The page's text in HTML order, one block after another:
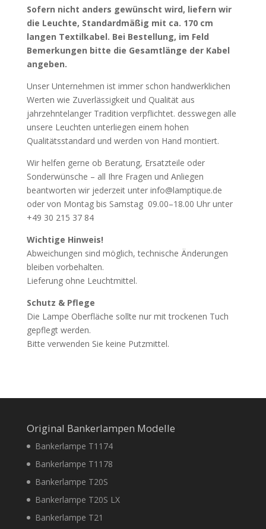
Sofern nicht anders gewünscht wird, liefern wir
die Leuchte, Standardmäßig mit ca. 170 cm
langen Textilkabel. Bei Bestellung, im Feld
Bemerkungen bitte die Gesamtlänge der Kabel
angeben.
Unser Unternehmen ist immer schon handwerklichen
Werten wie Zuverlässigkeit und Qualität aus
jahrzehntelanger Tradition verpflichtet. desswegen alle
unsere Leuchten unterliegen einem hohen
Qualitätsstandard und werden von Hand montiert.
Wir helfen gerne ob Beratung, Ersatzteile oder
Sonderwünsche – all Ihre Fragen und Anliegen
beantworten wir jederzeit unter info@lamptique.de
oder von Montag bis Samstag 09.00–18.00 Uhr unter
+49 30 215 37 84
Wichtige Hinweis!
Abweichungen sind möglich, technische Änderungen
bleiben vorbehalten.
Lieferung ohne Leuchtmittel.
Schutz & Pflege
Die Lampe Oberfläche sollte nur mit trockenen Tuch
gepflegt werden.
Bitte verwenden Sie keine Putzmittel.
Original Bankerlampen Modelle
Bankerlampe T1174
Bankerlampe T1178
Bankerlampe T20S
Bankerlampe T20S LX
Bankerlampe T21